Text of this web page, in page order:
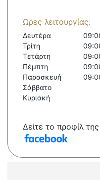
Ώρες λειτουργίας:
Δευτέρα
Τρίτη
Τετάρτη
Πέμπτη
Παρασκευή
Σάββατο
Κυριακή
Δείτε το προφίλ